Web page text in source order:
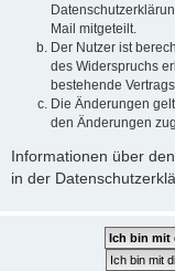
Mail mitgeteilt.
Der Nutzer ist
des Widerspruchs
bestehende
Die Änderungen
den Änderungen
Informationen über
in der